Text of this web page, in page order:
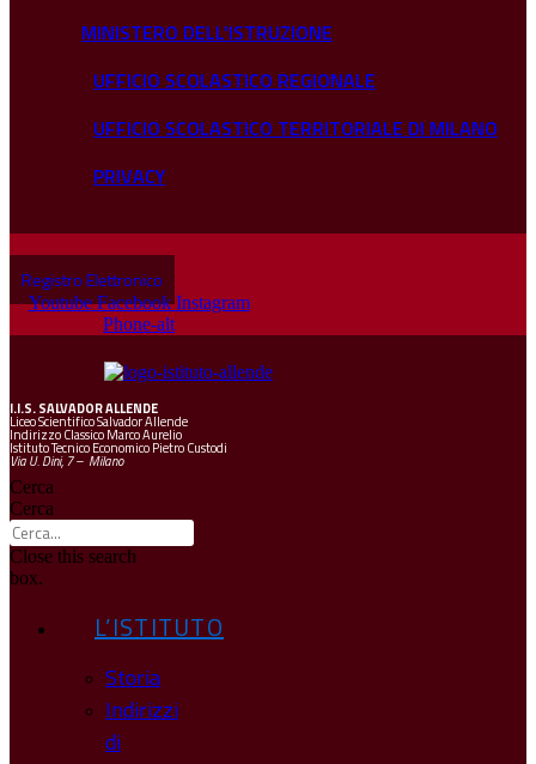
MINISTERO DELL'ISTRUZIONE
UFFICIO SCOLASTICO REGIONALE
UFFICIO SCOLASTICO TERRITORIALE DI MILANO
PRIVACY
Registro Elettronico
Youtube Facebook Instagram
Phone-alt
I.I.S.SALVADOR ALLENDE
Liceo Scientifico Salvador Allende
Indirizzo Classico Marco Aurelio
Istituto Tecnico Economico Pietro Custodi
Via U. Dini, 7 – Milano
Cerca
Cerca
Close this search
box.
L’ISTITUTO
Storia
Indirizzi
di